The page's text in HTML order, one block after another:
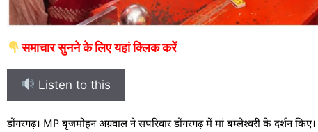
समाचार सुनने के लिए यहां क्लिक करें
Listen to this
डोंगरगढ़। MP बृजमोहन अग्रवाल ने सपरिवार डोंगरगढ़ में मां बम्लेश्वरी के दर्शन